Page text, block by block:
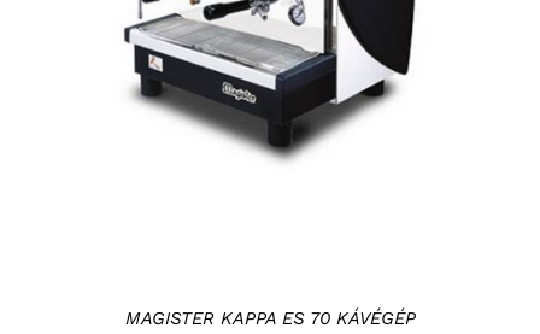
KOSÁRBA TESZEM RÉSZLETEK
MAGISTER KAPPA ES 70 KÁVÉGÉP